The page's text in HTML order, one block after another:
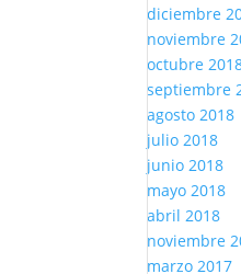
diciembre
noviembre
octubre
septiembre
agosto 2018
julio 2018
junio 2018
mayo 2018
abril 2018
noviembre
marzo 2017